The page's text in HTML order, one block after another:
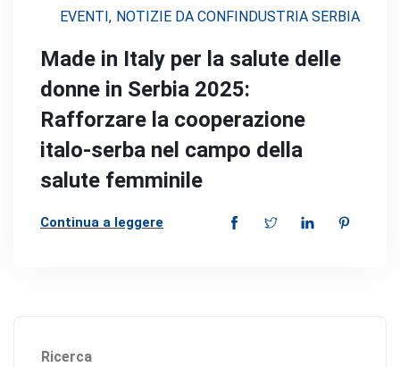
EVENTI , NOTIZIE DA CONFINDUSTRIA SERBIA
Made in Italy per la salute delle
donne in Serbia 2025:
Rafforzare la cooperazione
italo-serba nel campo della
salute femminile
Continua a leggere
Ricerca